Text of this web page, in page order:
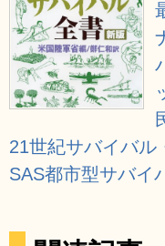
21世紀サバイバル
SAS都市型サバイ